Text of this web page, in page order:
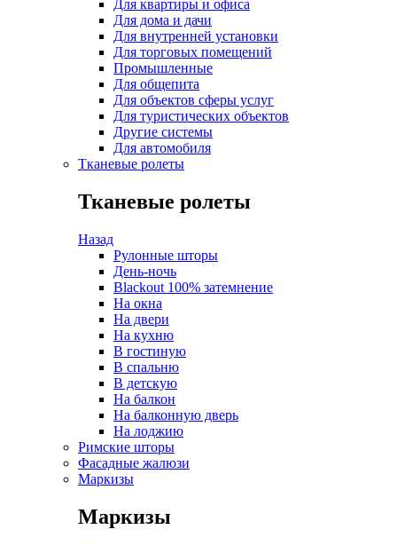
Для квартиры и офиса
Для дома и дачи
Для внутренней установки
Для торговых помещений
Промышленные
Для общепита
Для объектов сферы услуг
Для туристических объектов
Другие системы
Для автомобиля
Тканевые ролеты
Тканевые ролеты
Назад
Рулонные шторы
День-ночь
Blackout 100% затемнение
На окна
На двери
На кухню
В гостиную
В спальню
В детскую
На балкон
На балконную дверь
На лоджию
Римские шторы
Фасадные жалюзи
Маркизы
Маркизы